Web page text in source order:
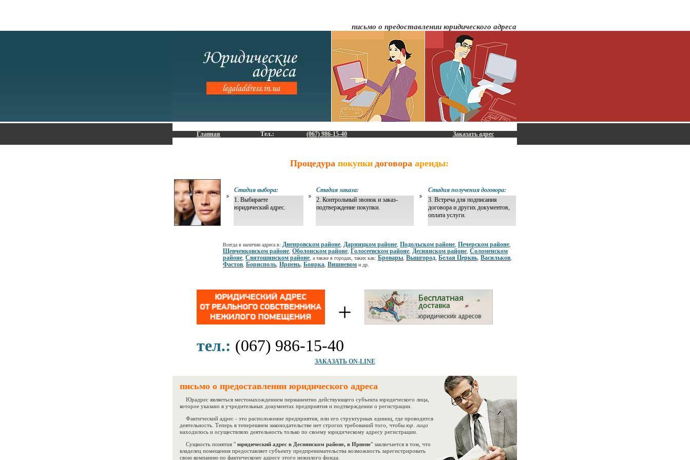
письмо о предоставлении юридического адреса
Главная Тел.: (067) 986-15-40 Заказать адрес
Процедурапокупки договорааренды:
Стадия выбора: Стадия заказа:
Стадия получения договора:
1. Выбираете
юридический адрес.
2. Контрольный звонок и заказ-
подтверждение покупки.
3. Встреча для подписания
договора и других документов,
оплата услуги.
Всегда в наличии адреса в: Днепровском районе Дарницком районе Подольском районе Печерском районе
Шевченковском районе Оболонском районе Голосеевском районе Деснянском районе Соломенском
районе Святошинском районе , а также в городах, таких как: Бровары Вышгород Белая Церквь Васильков
Фастов Борисполь Ирпень Боярка Вишневом и др.
+
тел.: (067) 986-15-40
ЗАКАЗАТЬ ON-LINE
письмо о предоставлении юридического адреса
Юрадрес являеться местонахождением перманентно действующего субъекта юридического лица,
которое указано в учредительных документах предприятия и подтверждении о регистрации.
Фактический адрес - это расположение предприятия, или его структурных единиц, где проводится
деятельность. Теперь в теперешнем законодательстве нет строгих требований того, чтобы юр. лицо
находилось и осуществляло деятельность только по своему юридическому адресу регистрации.
Сущность понятия " юридический адрес в Деснянском районе, в Ирпене" заключается в том, что
владелец помещения предоставляет субъекту предпренимательства возможность зарегистрировать
свою компанию по фактическому адресу этого нежилого фонда.